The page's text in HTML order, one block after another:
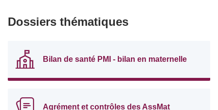
Dossiers thématiques
Bilan de santé PMI - bilan en maternelle
Agrément et contrôles des AssMat